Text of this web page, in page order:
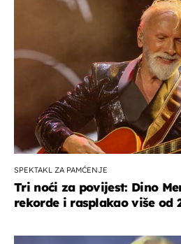
SPEKTAKL ZA PAMĆENJE
Tri noći za povijest: Dino
rekorde i rasplakao više od